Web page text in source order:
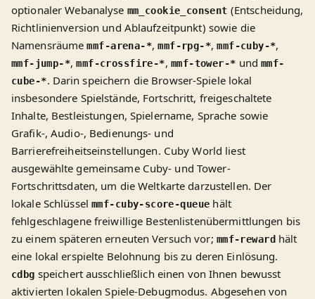
optionaler Webanalyse mm_cookie_consent (Entscheidung,
Richtlinienversion und Ablaufzeitpunkt) sowie die
Namensräumemmf-arena-*,mmf-rpg-*,mmf-cuby-*,
mmf-jump-*,mmf-crossfire-*, mmf-tower-* undmmf-
cube-*. Darin speichern die Browser-Spiele lokal
insbesondere Spielstände, Fortschritt, freigeschaltete
Inhalte, Bestleistungen, Spielername, Sprache sowie
Grafik-, Audio-, Bedienungs- und
Barrierefreiheitseinstellungen. Cuby World liest
ausgewählte gemeinsame Cuby- und Tower-
Fortschrittsdaten, um die Weltkarte darzustellen. Der
lokale Schlüsselmmf-cuby-score-queue hält
fehlgeschlagene freiwillige Bestenlistenübermittlungen bis
zu einem späteren erneuten Versuch vor; mmf-rewardhält
eine lokal erspielte Belohnung bis zu deren Einlösung.
cdbg speichert ausschließlich einen von Ihnen bewusst
aktivierten lokalen Spiele-Debugmodus. Abgesehen von